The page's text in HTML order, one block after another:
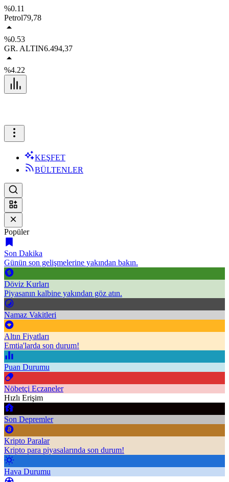
%0.11
Petrol79,78
%0.53
GR. ALTIN6.494,37
%4.22
KEŞFET
BÜLTENLER
Popüler
Son Dakika
Günün son gelişmelerine yakından bakın.
Döviz Kurları
Piyasanın kalbine yakından göz atın.
Namaz Vakitleri
Altın Fiyatları
Emtia'larda son durum!
Puan Durumu
Nöbetçi Eczaneler
Hızlı Erişim
Son Depremler
Kripto Paralar
Kripto para piyasalarında son durum!
Hava Durumu